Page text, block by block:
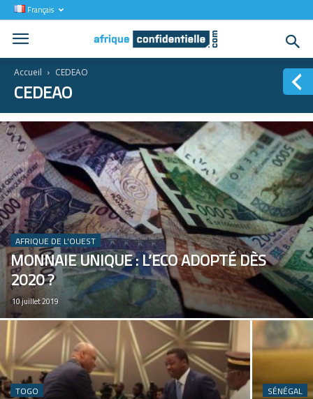
Français
Accueil CEDEAO
CEDEAO
AFRIQUE DE L'OUEST
MONNAIE UNIQUE : L’ECO ADOPTÉ DÈS
2020 ?
10 juillet 2019
TOGO SÉNÉGAL